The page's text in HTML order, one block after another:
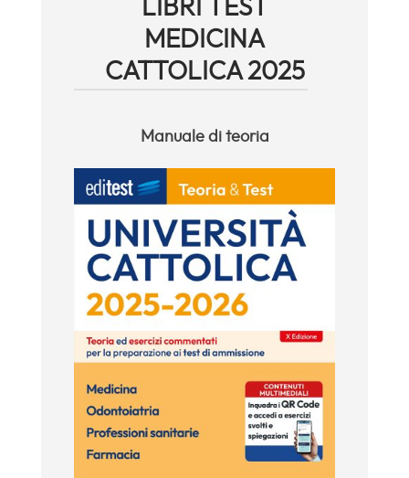
LIBRI TEST
MEDICINA
CATTOLICA 2025
Manuale di teoria